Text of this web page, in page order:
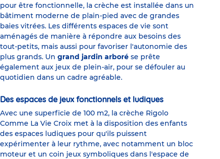
pour être fonctionnelle, la crèche est installée dans un
bâtiment moderne de plain-pied avec de grandes
baies vitrées. Les différents espaces de vie sont
aménagés de manière à répondre aux besoins des
tout-petits, mais aussi pour favoriser l'autonomie des
plus grands. Un grand jardin arboré se prête
également aux jeux de plein-air, pour se défouler au
quotidien dans un cadre agréable.
Des espaces de jeux fonctionnels et ludiques
Avec une superficie de 100 m2, la crèche Rigolo
Comme La Vie Croix met à la disposition des enfants
des espaces ludiques pour qu'ils puissent
expérimenter à leur rythme, avec notamment un bloc
moteur et un coin jeux symboliques dans l'espace de